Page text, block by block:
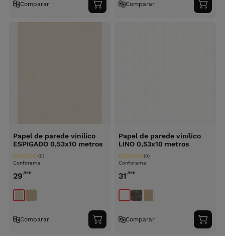
Comparar
Adicionar
ao
carrinho
Comparar
ao
Papel de parede vinílico
ESPIGADO 0,53x10 metros
Conforama
(0)
29,99€
Comparar
Adicionar
ao
Papel de parede vinílico
LINO 0,53x10 metros
Conforama
(0)
31,99€
Comparar
ao